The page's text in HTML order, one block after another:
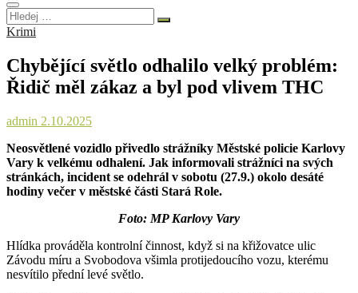
Hledej
…
Krimi
Chybějící světlo odhalilo velký problém:
Řidič měl zákaz a byl pod vlivem THC
admin 2.10.2025
Neosvětlené vozidlo přivedlo strážníky Městské policie Karlovy
Vary k velkému odhalení. Jak informovali strážníci na svých
stránkách, incident se odehrál v sobotu (27.9.) okolo desáté
hodiny večer v městské části Stará Role.
Foto: MP Karlovy Vary
Hlídka prováděla kontrolní činnost, když si na křižovatce ulic
Závodu míru a Svobodova všimla protijedoucího vozu, kterému
nesvítilo přední levé světlo.